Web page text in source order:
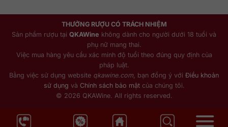
THƯỞNG RƯỢU CÓ TRÁCH NHIỆM
Sản phẩm rượu tại QKAWine không dành cho người dưới 18 tuổi và
phụ nữ mang thai.
Việc mua hàng yêu cầu xác minh độ tuổi theo đúng quy định của
pháp luật.
Bằng việc sử dụng website qkawine.com , bạn đồng ý với Điều khoản
sử dụng và Chính sách bảo mậtcủa chúng tôi.
© 2026 QKAWine. All rights reserved.